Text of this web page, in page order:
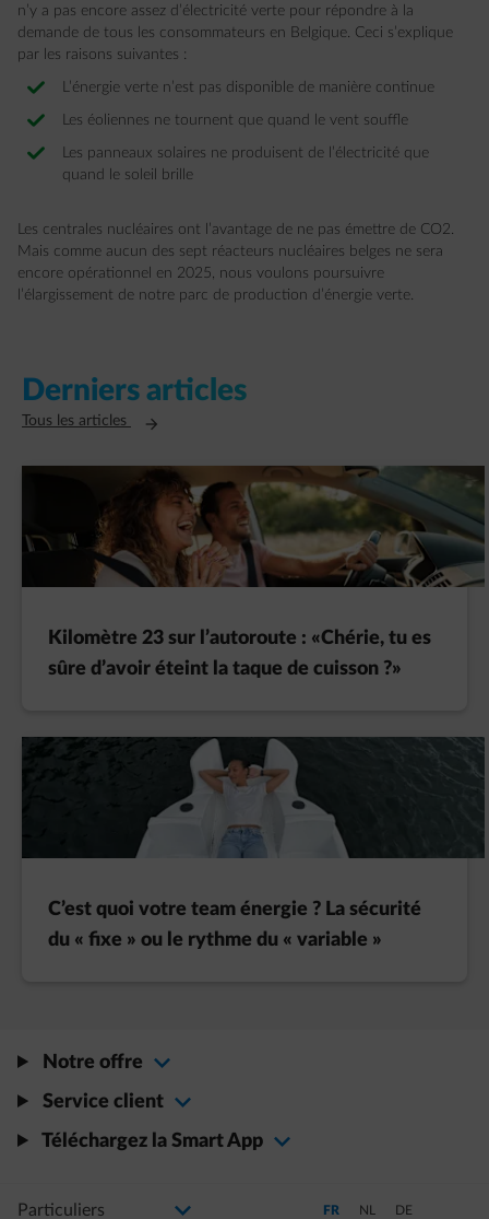
n’y a pas encore assez d’électricité verte pour répondre à la
demande de tous les consommateurs en Belgique. Ceci s’explique
par les raisons suivantes :
L’énergie verte n’est pas disponible de manière continue
Les éoliennes ne tournent que quand le vent souffle
Les panneaux solaires ne produisent de l’électricité que
quand le soleil brille
Les centrales nucléaires ont l’avantage de ne pas émettre de CO2.
Mais comme aucun des sept réacteurs nucléaires belges ne sera
encore opérationnel en 2025, nous voulons poursuivre
l’élargissement de notre parc de production d’énergie verte.
Derniers articles
Tous les articles Ouvre un nouvel onglet
Kilomètre 23 sur l’autoroute : «Chérie, tu es
sûre d’avoir éteint la taque de cuisson ?»
C’est quoi votre team énergie ? La sécurité
du « fixe » ou le rythme du « variable »
Notre offre
Service client
Téléchargez la Smart App
Sélectionnez votre profil
La modification de la sélection permettra d'accéder à une nouvelle page
Passer en Français (Langue
FR Passer en Néerlandais
NL Passer en
DE